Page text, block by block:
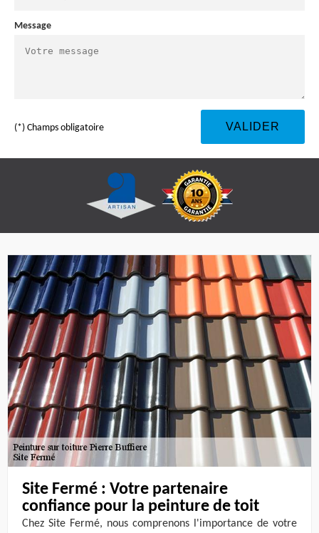
Message
(*) Champs obligatoire
Site Fermé : Votre partenaire
confiance pour la peinture de toit
Chez Site Fermé, nous comprenons l'importance de votre